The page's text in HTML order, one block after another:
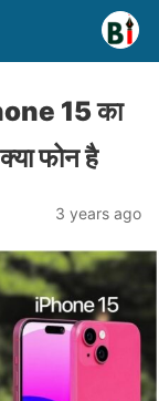
15 का
फोन है
3 years ago